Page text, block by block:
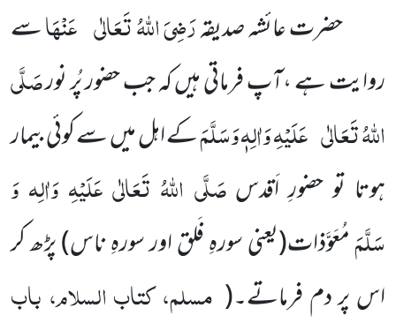
حضرت عائشہ صدیقہرَضِیَ اللّٰہُ تَعَالٰی عَنْہَاسے
روایت ہے ،آپ فرماتی ہیں کہ جب حضور پُر نورصَلَّی
اللّٰہُ تَعَالٰی عَلَیْہِ وَاٰلِہٖ وَسَلَّمَکے اہل میں سے کوئی بیمار
ہوتا تو حضورِ اَقدس صَلَّی اللّٰہُ تَعَالٰی عَلَیْہِ وَاٰلِہ وَ
سَلَّمَمُعَوَّذات(یعنی سورہِ فَلق اور سورہِ ناس)پڑھ کر
اس پر دم فرماتے۔( مسلم، کتاب السلام، باب